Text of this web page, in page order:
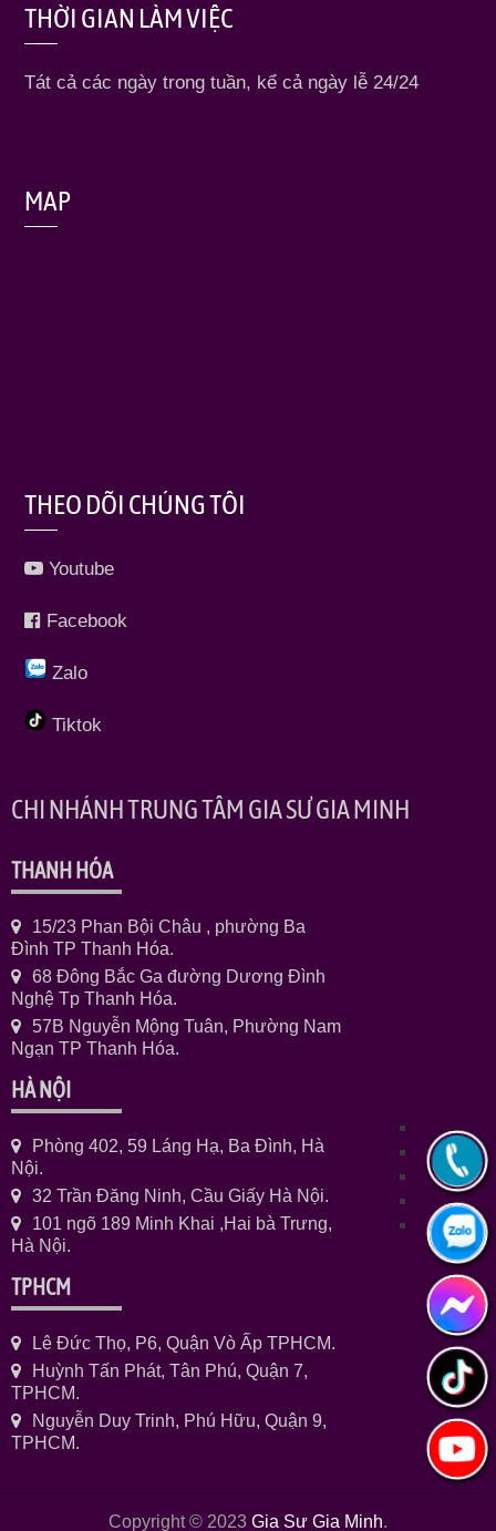
THỜI GIAN LÀM VIỆC
Tát cả các ngày trong tuần, kể cả ngày lễ 24/24
MAP
THEO DÕI CHÚNG TÔI
Youtube
Facebook
Zalo
Tiktok
CHI NHÁNH TRUNG TÂM GIA SƯ GIA MINH
THANH HÓA
15/23 Phan Bội Châu , phường Ba
Đình TP Thanh Hóa.
68 Đông Bắc Ga đường Dương Đình
Nghệ Tp Thanh Hóa.
57B Nguyễn Mộng Tuân, Phường Nam
Ngạn TP Thanh Hóa.
HÀ NỘI
Phòng 402, 59 Láng Hạ, Ba Đình, Hà
Nội.
32 Trần Đăng Ninh, Cầu Giấy Hà Nội.
101 ngõ 189 Minh Khai ,Hai bà Trưng,
Hà Nội.
TPHCM
Lê Đức Thọ, P6, Quận Vò Ấp TPHCM.
Huỳnh Tấn Phát, Tân Phú, Quận 7,
TPHCM.
Nguyễn Duy Trinh, Phú Hữu, Quận 9,
TPHCM.
Copyright © 2023 Gia Sư Gia Minh.